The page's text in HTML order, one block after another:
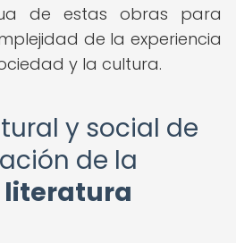
de estas obras para
de la experiencia
y la cultura.
y social de
de la
literatura